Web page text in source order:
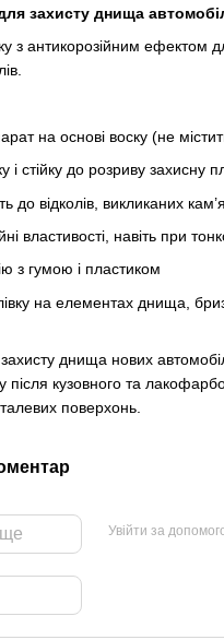
захисту днища
з антикорозійним ефектом
на основі воску (не
і стійку до розриву захисну
до відколів, викликаних
властивості, навіть при
з гумою і пластиком
на елементах днища,
днища нових
після кузовного та
поверхонь.
Увійти за